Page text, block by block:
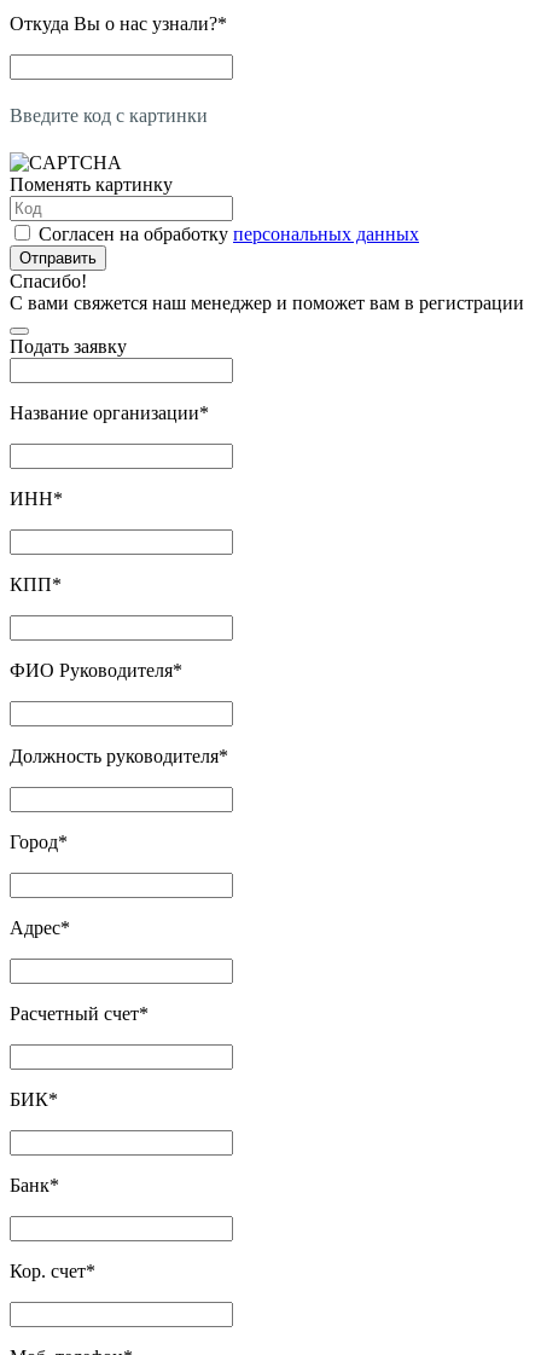
Откуда Вы о нас узнали?*
Введите код с картинки
Поменять картинку
Согласен на обработку персональных данных
Отправить
Спасибо!
С вами свяжется наш менеджер и поможет вам в регистрации
Подать заявку
Название организации*
ИНН*
КПП*
ФИО Руководителя*
Должность руководителя*
Город*
Адрес*
Расчетный счет*
БИК*
Банк*
Кор. счет*